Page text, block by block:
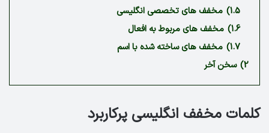
1.5) مخفف های تخصصی انگلیسی
1.6) مخفف های مربوط به افعال
1.7) مخفف های ساخته شده با اسم
2) سخن آخر
کلمات مخفف انگلیسی پرکاربرد